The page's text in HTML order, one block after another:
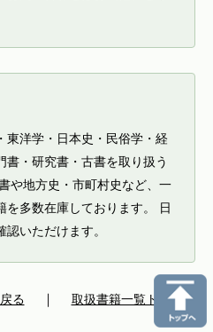
東洋学・日本史・民俗学・経
書・研究書・古書を取り扱う
や地方史・市町村史など、一
を多数在庫しております。 日
いただけます。
る 取扱書籍一覧トップ